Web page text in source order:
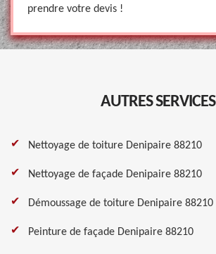
prendre votre devis !
AUTRES SERVICES
Nettoyage de toiture Denipaire 88210
Nettoyage de façade Denipaire 88210
Démoussage de toiture Denipaire 88210
Peinture de façade Denipaire 88210